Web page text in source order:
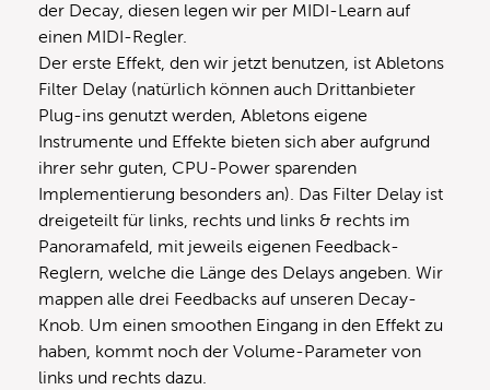
der Decay, diesen legen wir per MIDI-Learn auf
einen MIDI-Regler.
Der erste Effekt, den wir jetzt benutzen, ist Abletons
Filter Delay (natürlich können auch Drittanbieter
Plug-ins genutzt werden, Abletons eigene
Instrumente und Effekte bieten sich aber aufgrund
ihrer sehr guten, CPU-Power sparenden
Implementierung besonders an). Das Filter Delay ist
dreigeteilt für links, rechts und links & rechts im
Panoramafeld, mit jeweils eigenen Feedback-
Reglern, welche die Länge des Delays angeben. Wir
mappen alle drei Feedbacks auf unseren Decay-
Knob. Um einen smoothen Eingang in den Effekt zu
haben, kommt noch der Volume-Parameter von
links und rechts dazu.